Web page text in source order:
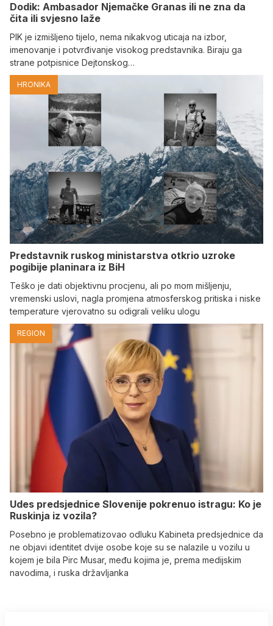
Dodik: Ambasador Njemačke Granas ili ne zna da
čita ili svjesno laže
PIK je izmišljeno tijelo, nema nikakvog uticaja na izbor,
imenovanje i potvrđivanje visokog predstavnika. Biraju ga
strane potpisnice Dejtonskog…
HRONIKA
Predstavnik ruskog ministarstva otkrio uzroke
pogibije planinara iz BiH
Teško je dati objektivnu procjenu, ali po mom mišljenju,
vremenski uslovi, nagla promjena atmosferskog pritiska i niske
temperature vjerovatno su odigrali veliku ulogu
REGION
Udes predsjednice Slovenije pokrenuo istragu: Ko je
Ruskinja iz vozila?
Posebno je problematizovao odluku Kabineta predsjednice da
ne objavi identitet dvije osobe koje su se nalazile u vozilu u
kojem je bila Pirc Musar, među kojima je, prema medijskim
navodima, i ruska državljanka